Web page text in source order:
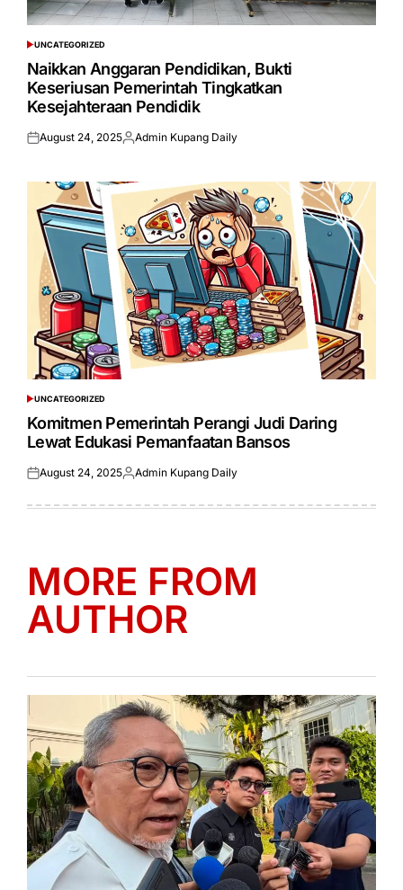
POSTED
IN
UNCATEGORIZED
Naikkan Anggaran Pendidikan, Bukti
Keseriusan Pemerintah Tingkatkan
Kesejahteraan Pendidik
Posted
August 24, 2025Posted
Admin Kupang Daily
POSTED
IN
UNCATEGORIZED
Komitmen Pemerintah Perangi Judi Daring
Lewat Edukasi Pemanfaatan Bansos
Posted
August 24, 2025Posted
Admin Kupang Daily
MORE FROM
AUTHOR